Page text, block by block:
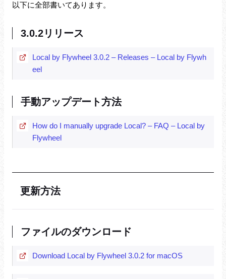
以下に全部書いてあります。
3.0.2リリース
Local by Flywheel 3.0.2 – Releases – Local by Flywh
eel
手動アップデート方法
How do I manually upgrade Local? – FAQ – Local by
Flywheel
更新方法
ファイルのダウンロード
Download Local by Flywheel 3.0.2 for macOS